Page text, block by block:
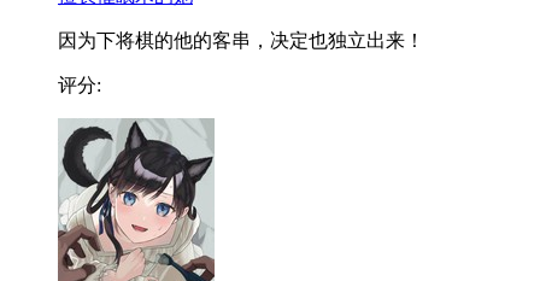
因为下将棋的他的客串，决定也独立出来！
评分: